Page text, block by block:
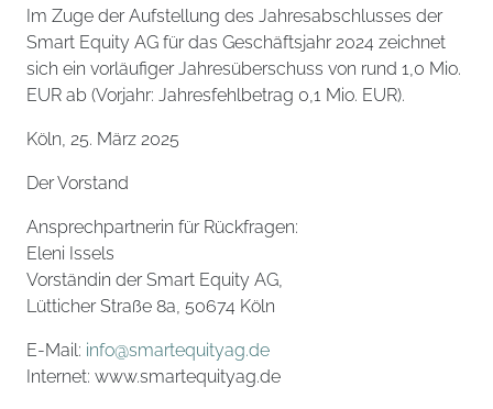
Im Zuge der Aufstellung des Jahresabschlusses der
Smart Equity AG für das Geschäftsjahr 2024 zeichnet
sich ein vorläufiger Jahresüberschuss von rund 1,0 Mio.
EUR ab (Vorjahr: Jahresfehlbetrag 0,1 Mio. EUR).
Köln, 25. März 2025
Der Vorstand
Ansprechpartnerin für Rückfragen:
Eleni Issels
Vorständin der Smart Equity AG,
Lütticher Straße 8a, 50674 Köln
E-Mail: info@smartequityag.de
Internet: www.smartequityag.de